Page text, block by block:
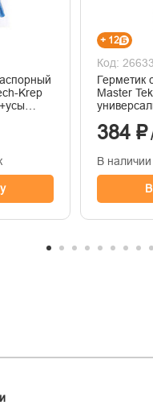
Krep
+ 12
Код:
Герметик
Master
384 ₽
В